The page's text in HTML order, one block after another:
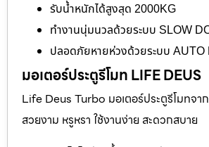
รับน้ำหนักได้สูงสุด 2000KG
ทำงานนุ่มนวลด้วยระบบ SLOW
ปลอดภัยหายห่วงด้วยระบบ
มอเตอร์ประตูรีโมท LIFE DEUS
Life Deus Turbo มอเตอร์ประตูรีโมทจา
สวยงาม หรูหรา ใช้งานง่าย สะดวกสบาย